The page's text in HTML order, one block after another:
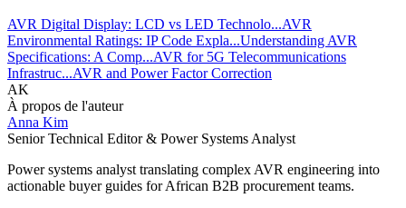
AVR Digital Display: LCD vs LED Technolo...AVR
Environmental Ratings: IP Code Expla...Understanding AVR
Specifications: A Comp...AVR for 5G Telecommunications
Infrastruc...AVR and Power Factor Correction
AK
À propos de l'auteur
Anna Kim
Senior Technical Editor & Power Systems Analyst
Power systems analyst translating complex AVR engineering into
actionable buyer guides for African B2B procurement teams.